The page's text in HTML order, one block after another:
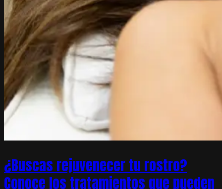
¿Buscas rejuvenecer tu rostro?
Conoce los tratamientos que pueden